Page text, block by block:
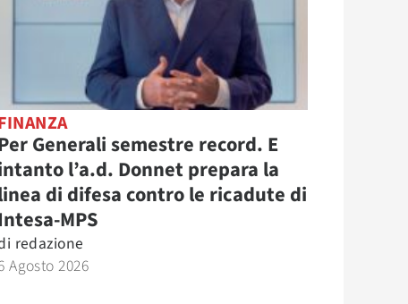
Generali semestre record. E
l’a.d. Donnet prepara la
di difesa contro le ricadute di
MPS
redazione
Agosto 2026